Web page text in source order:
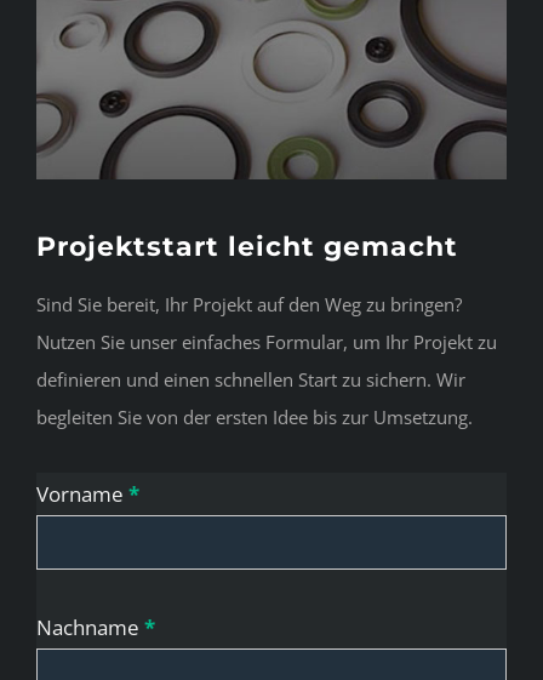
Projektstart leicht gemacht
Sind Sie bereit, Ihr Projekt auf den Weg zu bringen?
Nutzen Sie unser einfaches Formular, um Ihr Projekt zu
definieren und einen schnellen Start zu sichern. Wir
begleiten Sie von der ersten Idee bis zur Umsetzung.
Kontakt
Home
Vorname *
Nachname *